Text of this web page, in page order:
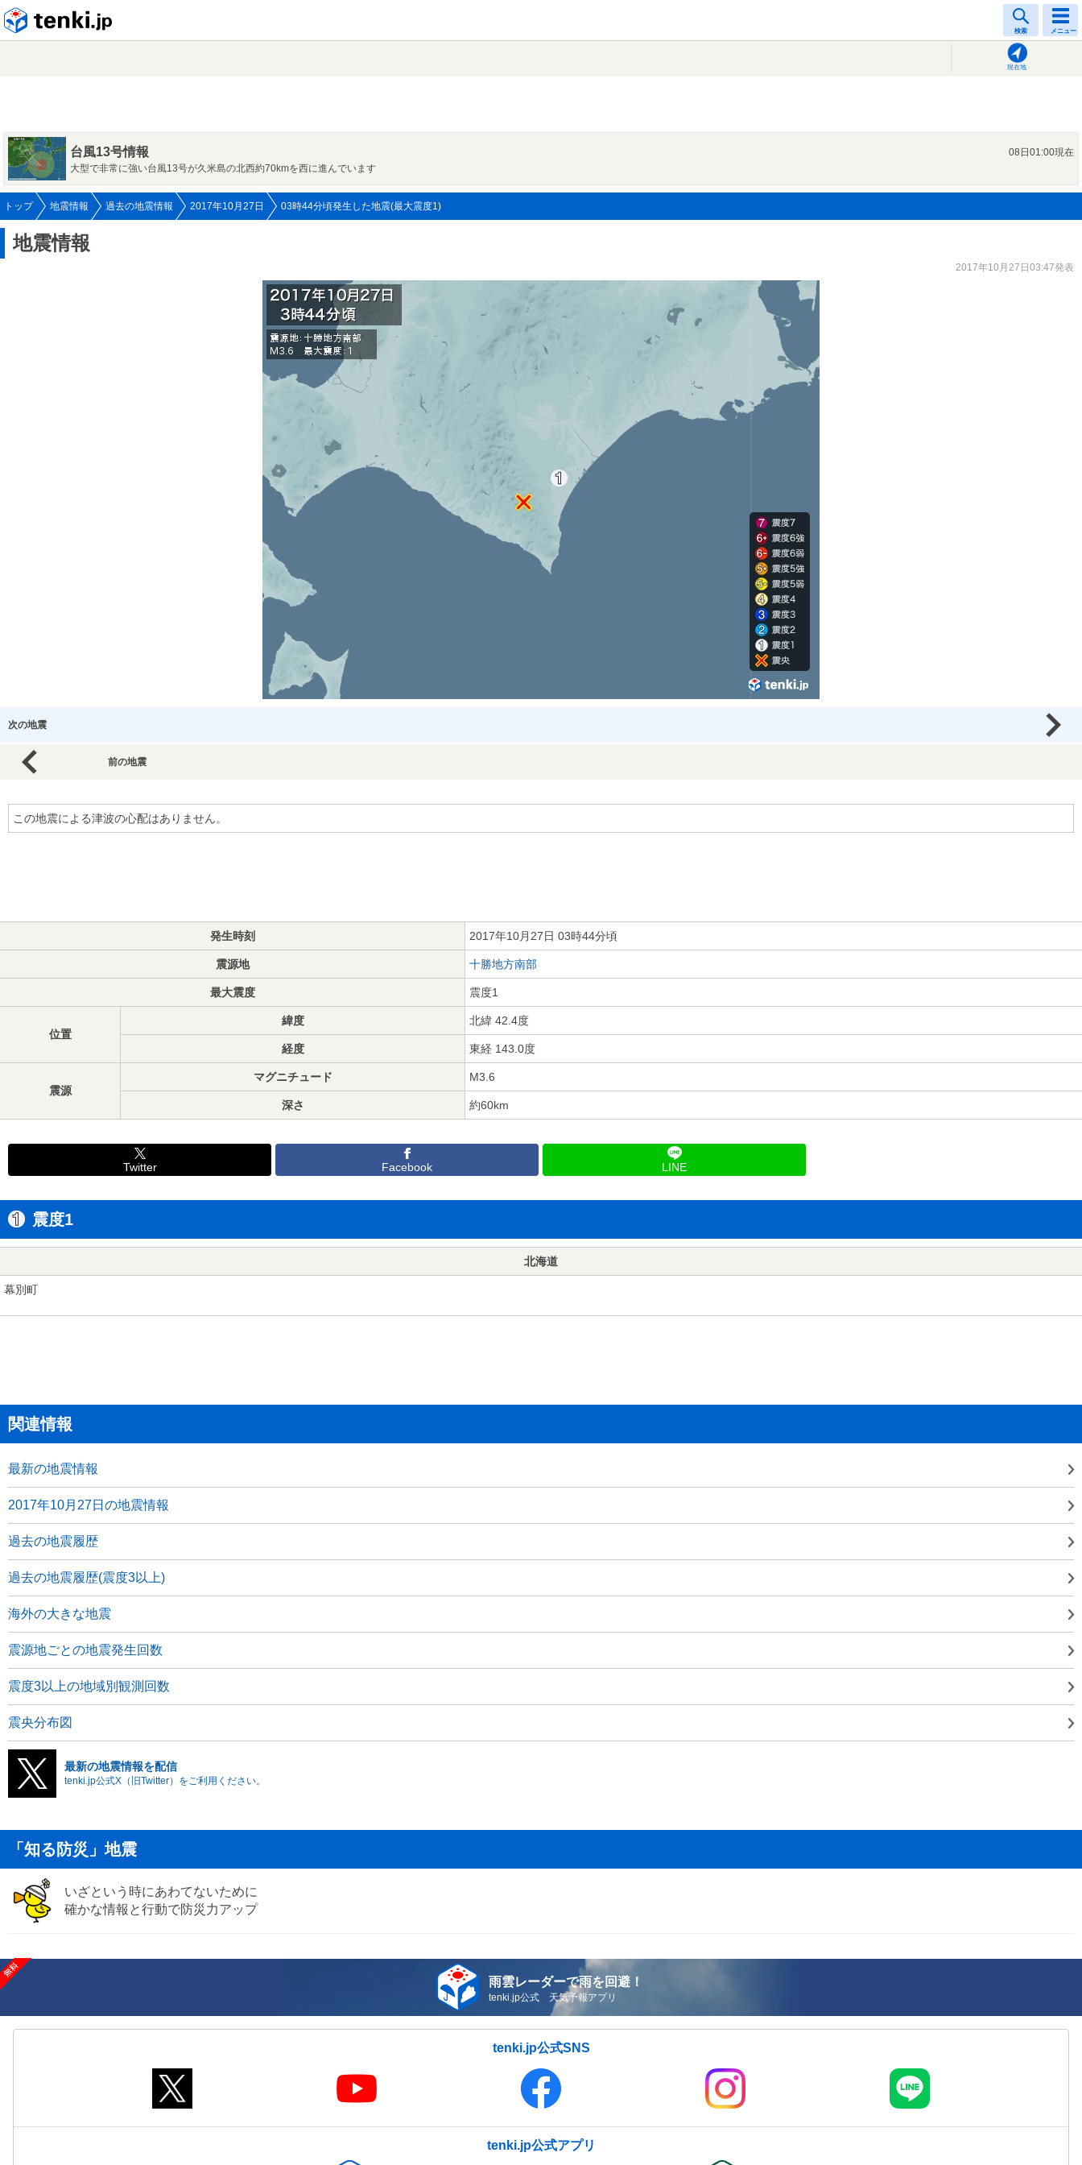
検索 メニュー
現在地
台風13号情報
08日01:00現在
大型で非常に強い台風13号が久米島の北西約70kmを西に進んでいます
トップ 地震情報 過去の地震情報 2017年10月27日 03時44分頃発生した地震(最大震度1)
地震情報
2017年10月27日03:47発表
次の地震
前の地震
この地震による津波の心配はありません。
発生時刻 2017年10月27日 03時44分頃
震源地 十勝地方南部
最大震度 震度1
位置
緯度 北緯 42.4度
経度 東経 143.0度
震源
マグニチュード M3.6
深さ 約60km
Twitter Facebook LINE
震度1
北海道
幕別町
関連情報
最新の地震情報
2017年10月27日の地震情報
過去の地震履歴
過去の地震履歴(震度3以上)
海外の大きな地震
震源地ごとの地震発生回数
震度3以上の地域別観測回数
震央分布図
最新の地震情報を配信
tenki.jp公式X（旧Twitter）をご利用ください。
「知る防災」地震
いざという時にあわてないために
確かな情報と行動で防災力アップ
雨雲レーダーで雨を回避！
tenki.jp公式 天気予報アプリ
tenki.jp公式SNS
tenki.jp公式アプリ